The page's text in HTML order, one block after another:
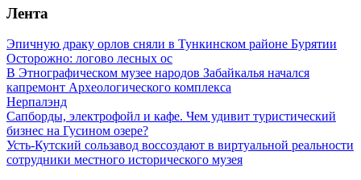
Лента
Эпичную драку орлов сняли в Тункинском районе Бурятии
Осторожно: логово лесных ос
В Этнографическом музее народов Забайкалья начался
капремонт Археологического комплекса
Нерпалэнд
Сапборды, электрофойл и кафе. Чем удивит туристический
бизнес на Гусином озере?
Усть-Кутский сользавод воссоздают в виртуальной реальности
сотрудники местного исторического музея